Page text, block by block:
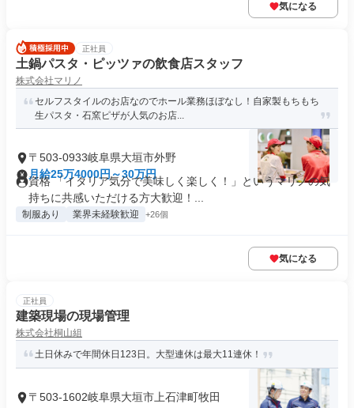
気になる
正社員
土鍋パスタ・ピッツァの飲食店スタッフ
株式会社マリノ
セルフスタイルのお店なのでホール業務ほぼなし！自家製もちもち
生パスタ・石窯ピザが人気のお店...
〒503-0933岐阜県大垣市外野
月給25万4000円～30万円
資格 「イタリア気分で美味しく楽しく！」というマリノの気
持ちに共感いただける方大歓迎！...
制服あり 業界未経験歓迎 +26個
気になる
正社員
建築現場の現場管理
株式会社桐山組
土日休みで年間休日123日。大型連休は最大11連休！
〒503-1602岐阜県大垣市上石津町牧田